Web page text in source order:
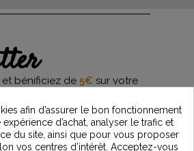
et bénificiez de 5€ sur votre
des dernières nouveautés
afin d’assurer le bon fonctionnement
d’achat, analyser le trafic et
du site, ainsi que pour vous proposer
vos centres d’intérêt. Acceptez-vous